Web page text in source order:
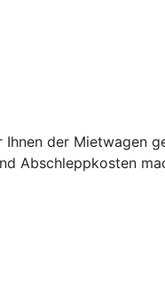
der Mietwagen
Abschleppkosten